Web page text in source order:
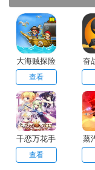
们帮大家整
欢迎感兴
大海贼探险
物语debug
查看
奋
千恋万花手
机汉化版无
查看
蒸